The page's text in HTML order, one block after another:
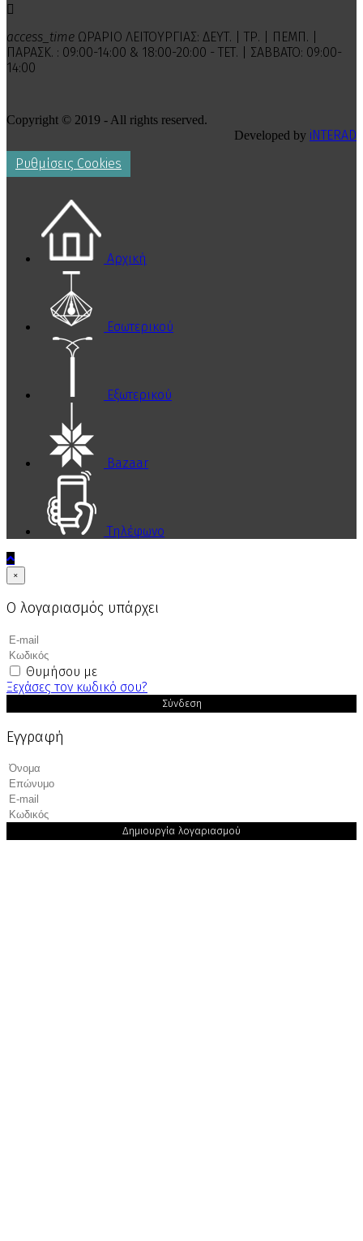

access_time ΩΡΑΡΙΟ ΛΕΙΤΟΥΡΓΙΑΣ: ΔΕΥΤ. | ΤΡ. | ΠΕΜΠ. |
ΠΑΡΑΣΚ. : 09:00-14:00 & 18:00-20:00 - ΤΕΤ. | ΣΑΒΒΑΤΟ: 09:00-
14:00
Copyright © 2019 - All rights reserved.
Developed by iNTERAD
Ρυθμίσεις Cookies
Αρχική
Εσωτερικού
Εξωτερικού
Bazaar
Τηλέφωνο
×
Ο λογαριασμός υπάρχει
Θυμήσου με
Ξεχάσες τον κωδικό σου?
Σύνδεση
Εγγραφή
Δημιουργία λογαριασμού